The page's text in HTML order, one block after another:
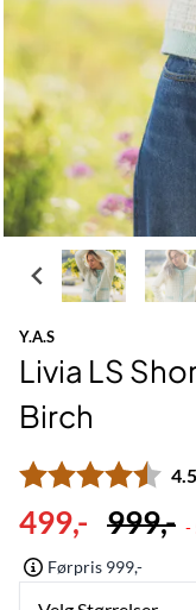
Y.A.S
Livia LS
Birch
4.5
499,- 999,- -
Førpris 999,-